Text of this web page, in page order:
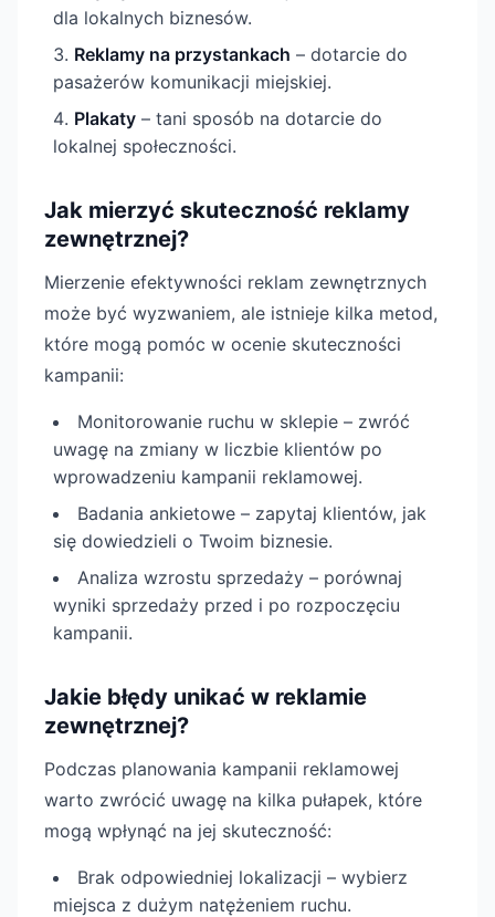
dla lokalnych biznesów.
Reklamy na przystankach – dotarcie do
pasażerów komunikacji miejskiej.
Plakaty – tani sposób na dotarcie do
lokalnej społeczności.
Jak mierzyć skuteczność reklamy
zewnętrznej?
Mierzenie efektywności reklam zewnętrznych
może być wyzwaniem, ale istnieje kilka metod,
które mogą pomóc w ocenie skuteczności
kampanii:
Monitorowanie ruchu w sklepie – zwróć
uwagę na zmiany w liczbie klientów po
wprowadzeniu kampanii reklamowej.
Badania ankietowe – zapytaj klientów, jak
się dowiedzieli o Twoim biznesie.
Analiza wzrostu sprzedaży – porównaj
wyniki sprzedaży przed i po rozpoczęciu
kampanii.
Jakie błędy unikać w reklamie
zewnętrznej?
Podczas planowania kampanii reklamowej
warto zwrócić uwagę na kilka pułapek, które
mogą wpłynąć na jej skuteczność:
Brak odpowiedniej lokalizacji – wybierz
miejsca z dużym natężeniem ruchu.